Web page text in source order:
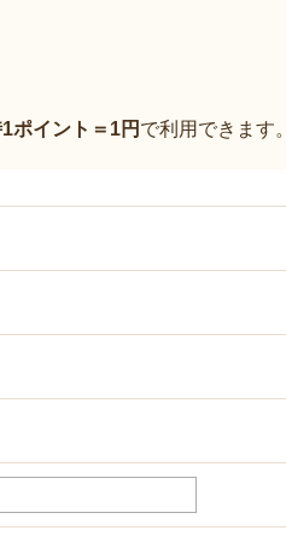
ポイント＝1円 で利用できます。